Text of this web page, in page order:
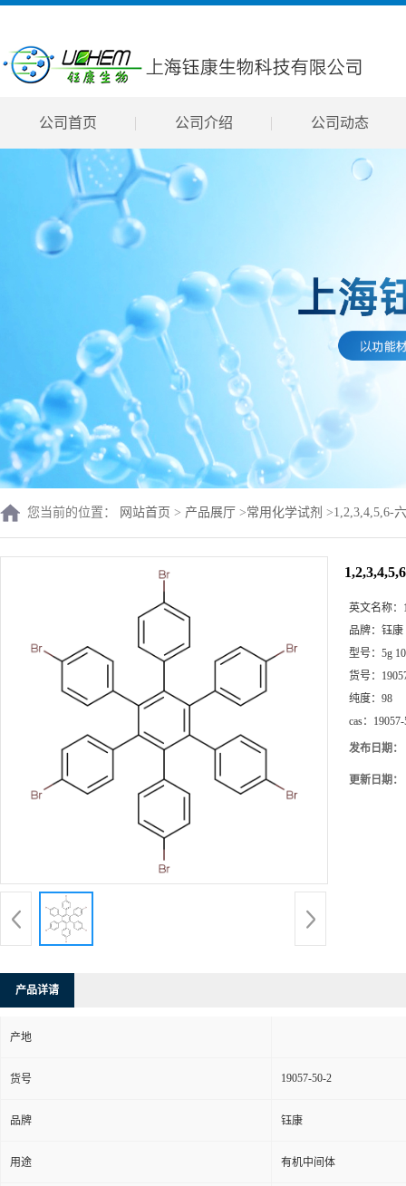
公司首页 公司介绍 公司动态
您当前的位置： 网站首页 > 产品展厅 >常用化学试剂 >1,2,3,4,5,6-
英文名称：
品牌： 钰康
型号： 5g
货号：
纯度： 98
cas：
发布日期：
更新日期：
产品详请
产地
货号 19057-50-2
品牌 钰康
用途 有机中间体